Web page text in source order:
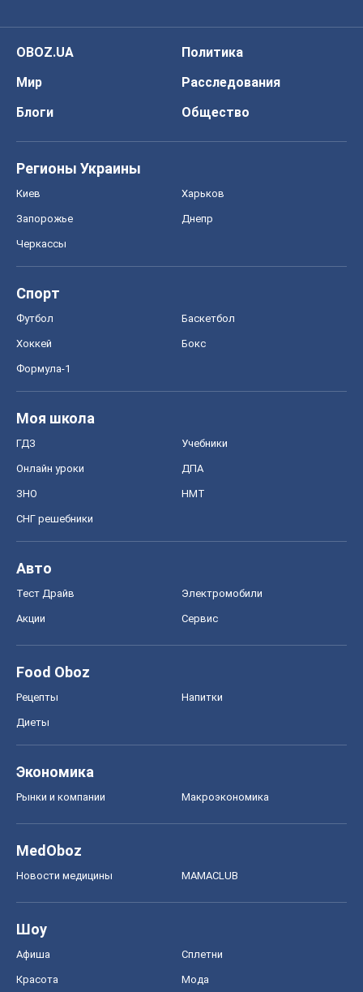
OBOZ.UA
Политика
Мир
Расследования
Блоги
Общество
Регионы Украины
Киев Харьков
Запорожье Днепр
Черкассы
Спорт
Футбол Баскетбол
Хоккей Бокс
Формула-1
Моя школа
ГДЗ Учебники
Онлайн уроки ДПА
ЗНО НМТ
СНГ решебники
Авто
Тест Драйв Электромобили
Акции Сервис
Food Oboz
Рецепты Напитки
Диеты
Экономика
Рынки и компании Mакроэкономика
MedOboz
Новости медицины MAMACLUB
Шоу
Афиша Сплетни
Красота Мода